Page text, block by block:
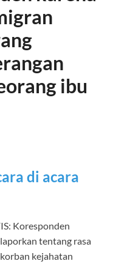
ibu
di acara
Koresponden
tentang rasa
kejahatan